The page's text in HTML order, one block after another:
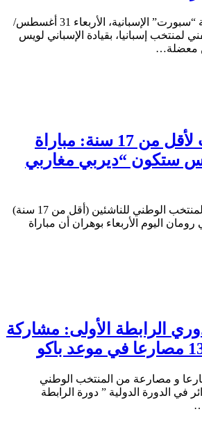
/ع كشفت صحيفة “سبورت” الإسبانية، الأربعاء 31 أغسطس/
لمنتخب إسبانيا، بقيادة الإسباني لويس
معضلة…
كأس العرب لأقل من 17 سنة: مباراة
ستكون “ديربي مغاربي
/ع اعتبر مدرب المنتخب الوطني للناشئين (أقل من 17 سنة)
اليوم الأربعاء بوهران أن مباراة
الرابطة الأولى: مشاركة
13 مصارعا و مصارعة من المنتخب الوطني
في الدورة الدولية ” دورة الرابطة